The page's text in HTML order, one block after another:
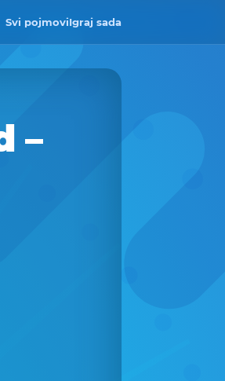
Svi pojmoviIgraj sada
–